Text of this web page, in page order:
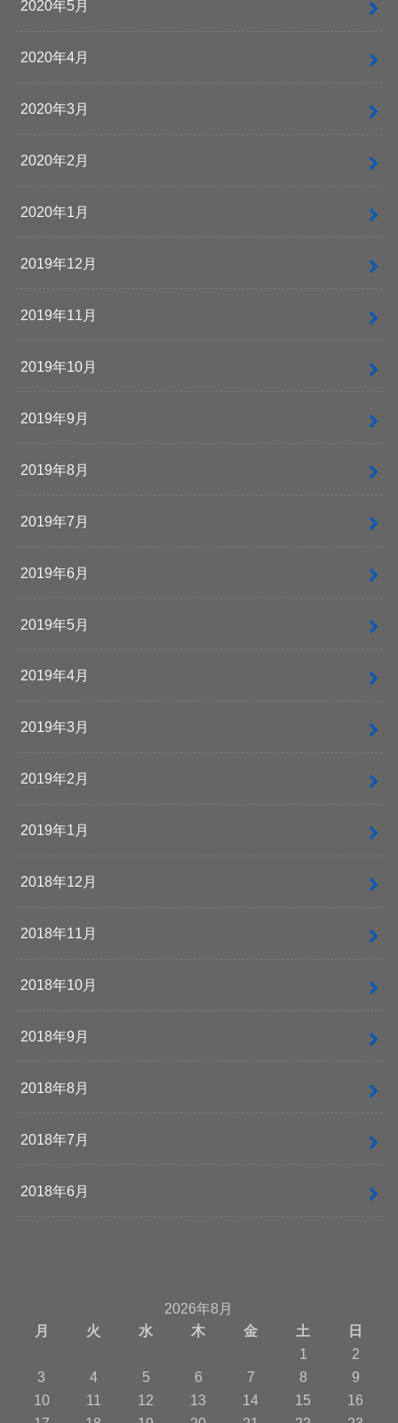
2020年5月
2020年4月
2020年3月
2020年2月
2020年1月
2019年12月
2019年11月
2019年10月
2019年9月
2019年8月
2019年7月
2019年6月
2019年5月
2019年4月
2019年3月
2019年2月
2019年1月
2018年12月
2018年11月
2018年10月
2018年9月
2018年8月
2018年7月
2018年6月
2026年8月
月
火 水 木 金 土
日
1
2
3
4 5 6 7 8
9
10
11 12 13 14 15
16